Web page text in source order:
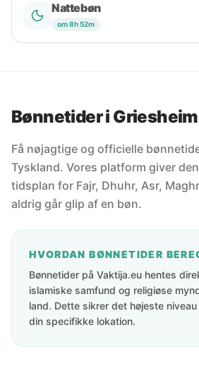
Nattebøn
om 8h 52m
Bønnetider i Griesheim
Få nøjagtige og officielle
Tyskland. Vores platform giver
tidsplan for Fajr, Dhuhr, Asr,
aldrig går glip af en bøn.
HVORDAN BØNNETIDER
Bønnetider på Vaktija.eu hentes
islamiske samfund og religiøse
land. Dette sikrer det højeste
din specifikke lokation.